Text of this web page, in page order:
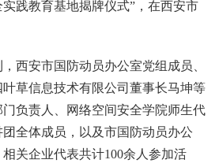
践教育基地揭牌仪式”，在西安市
西安市国防动员办公室党组成员、
草信息技术有限公司董事长马坤等
负责人、网络空间安全学院师生代
全体成员，以及市国防动员办公
关企业代表共计100余人参加活